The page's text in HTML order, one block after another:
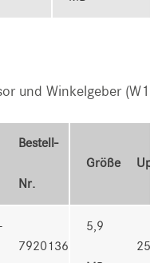
und Winkelgeber (W1
Bestell-
Nr.
Größe
7920136
5,9